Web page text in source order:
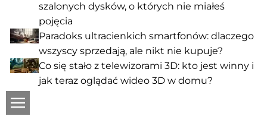
szalonych dysków, o których nie miałeś
pojęcia
Paradoks ultracienkich smartfonów: dlaczego
wszyscy sprzedają, ale nikt nie kupuje?
Co się stało z telewizorami 3D: kto jest winny i
jak teraz oglądać wideo 3D w domu?